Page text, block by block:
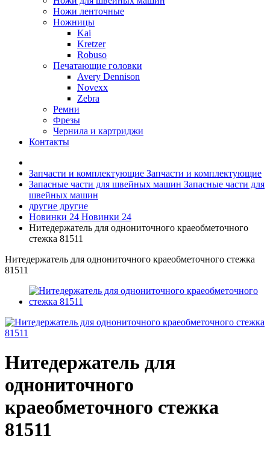
Ножи ленточные
Ножницы
Kai
Kretzer
Robuso
Печатающие головки
Avery Dennison
Novexx
Zebra
Ремни
Фрезы
Чернила и картриджи
Контакты
Запчасти и комплектующие Запчасти и комплектующие
Запасные части для швейных машин Запасные части для
швейных машин
другие другие
Новинки 24 Новинки 24
Нитедержатель для однониточного краеобметочного
стежка 81511
Нитедержатель для однониточного краеобметочного стежка
81511
Нитедержатель для
однониточного
краеобметочного стежка
81511